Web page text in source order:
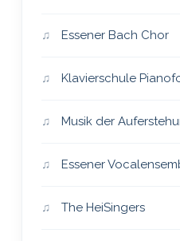
Essener Bach Chor
Klavierschule
Musik der
Essener
The HeiSingers